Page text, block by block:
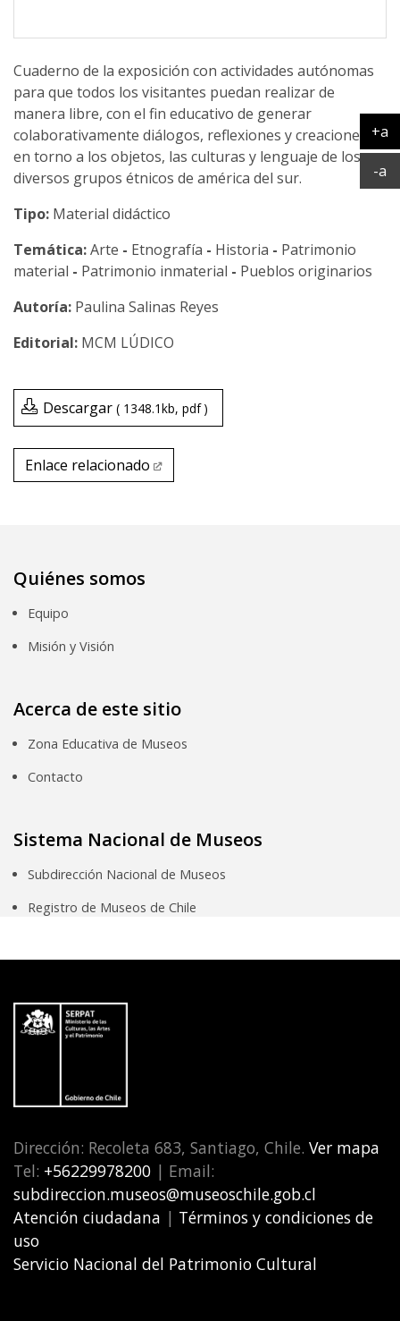
Cuaderno de la exposición con actividades autónomas
para que todos los visitantes puedan realizar de
manera libre, con el fin educativo de generar
colaborativamente diálogos, reflexiones y creaciones
en torno a los objetos, las culturas y lenguaje de los
diversos grupos étnicos de américa del sur.
Tipo: Material didáctico
Temática:Arte - Etnografía - Historia - Patrimonio
material - Patrimonio inmaterial - Pueblos originarios
Paulina Salinas Reyes
MCM LÚDICO
Descargar 1348.1kb pdf
Enlace relacionado Enlace relacionado
Quiénes somos
Equipo
Misión y Visión
Acerca de este sitio
Zona Educativa de Museos
Contacto
Sistema Nacional de Museos
Subdirección Nacional de Museos
Registro de Museos de Chile
Dirección: Recoleta 683, Santiago, Chile. Ver mapa
Tel: +56229978200 | Email:
subdireccion.museos@museoschile.gob.cl
Atención ciudadana | Términos y condiciones de
uso
Servicio Nacional del Patrimonio Cultural
+a
-a